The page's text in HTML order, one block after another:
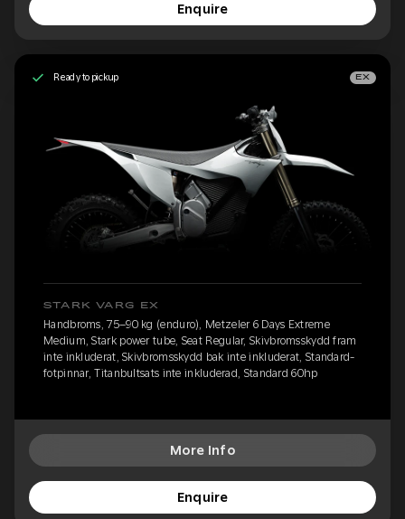
Enquire
Ready to pickup EX
STARK VARG EX
Handbroms, 75–90 kg (enduro), Metzeler 6 Days Extreme
Medium, Stark power tube, Seat Regular, Skivbromsskydd fram
inte inkluderat, Skivbromsskydd bak inte inkluderat, Standard-
fotpinnar, Titanbultsats inte inkluderad, Standard 60hp
More Info
Enquire